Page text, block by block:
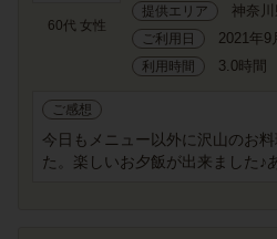
60代 女性
提供エリア 神奈
ご利用日 2021年9
利用時間 3.0時間
ご感想
今日もメニュー以外に沢山のお
た。楽しいお夕飯が出来ました♪